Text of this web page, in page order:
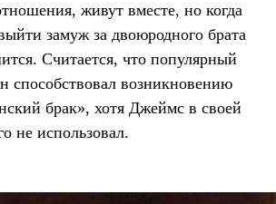
живут вместе, но когда
замуж за двоюродного брата
Считается, что популярный
способствовал возникновению
брак», хотя Джеймс в своей
не использовал.